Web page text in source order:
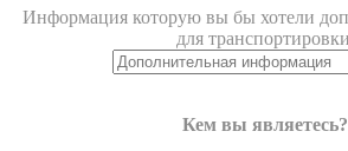
Информация которую вы бы хотели
для
Кем вы являетесь?